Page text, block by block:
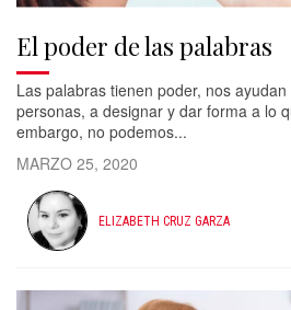
El poder de las palabras
Las palabras tienen poder, nos
personas, a designar y dar forma a lo
embargo, no podemos...
MARZO 25, 2020
ELIZABETH CRUZ GARZA